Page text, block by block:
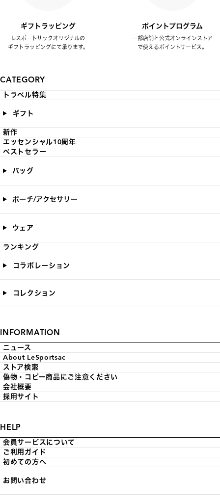
ギフトラッピング
レスポートサックオリジナルの
ギフトラッピングにて承ります。
ポイントプログラム
一部店舗と公式オンラインストア
で使えるポイントサービス。
CATEGORY
トラベル特集
ギフト
新作
エッセンシャル10周年
ベストセラー
バッグ
ポーチ/アクセサリー
ウェア
ランキング
コラボレーション
コレクション
INFORMATION
ニュース
About LeSportsac
ストア検索
偽物・コピー商品にご注意ください
会社概要
採用サイト
HELP
会員サービスについて
ご利用ガイド
初めての方へ
お問い合わせ